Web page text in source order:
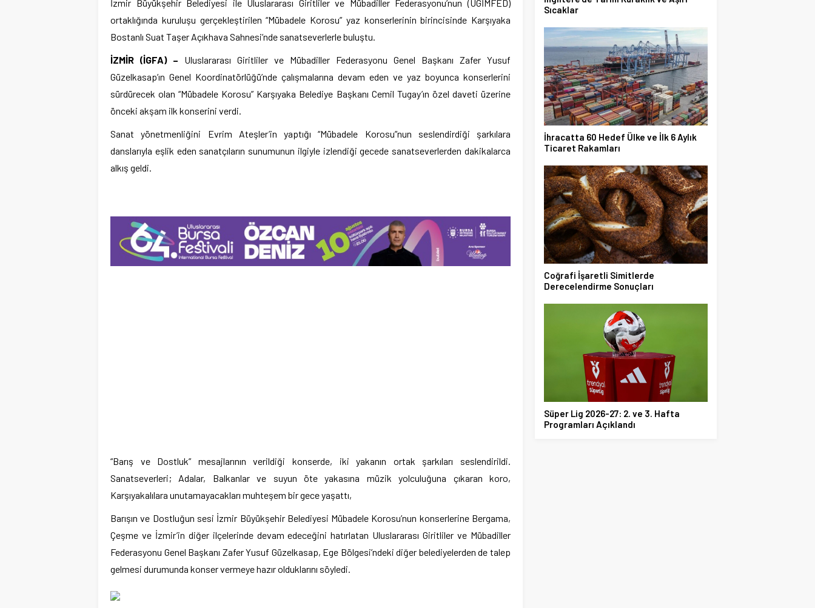
İzmir Büyükşehir Belediyesi ile Uluslararası Giritliler ve Mübadiller Federasyonu’nun (UGİMFED)
ortaklığında kuruluşu gerçekleştirilen “Mübadele Korosu” yaz konserlerinin birincisinde Karşıyaka
Bostanlı Suat Taşer Açıkhava Sahnesi’nde sanatseverlerle buluştu.
İZMİR (İGFA) – Uluslararası Giritliler ve Mübadiller Federasyonu Genel Başkanı Zafer Yusuf
Güzelkasap’ın Genel Koordinatörlüğü’nde çalışmalarına devam eden ve yaz boyunca konserlerini
sürdürecek olan “Mübadele Korosu” Karşıyaka Belediye Başkanı Cemil Tugay’ın özel daveti üzerine
önceki akşam ilk konserini verdi.
Sanat yönetmenliğini Evrim Ateşler’in yaptığı “Mübadele Korosu”nun seslendirdiği şarkılara
danslarıyla eşlik eden sanatçıların sunumunun ilgiyle izlendiği gecede sanatseverlerden dakikalarca
alkış geldi.
“Barış ve Dostluk” mesajlarının verildiği konserde, iki yakanın ortak şarkıları seslendirildi.
Sanatseverleri; Adalar, Balkanlar ve suyun öte yakasına müzik yolculuğuna çıkaran koro,
Karşıyakalılara unutamayacakları muhteşem bir gece yaşattı,
Barışın ve Dostluğun sesi İzmir Büyükşehir Belediyesi Mübadele Korosu’nun konserlerine Bergama,
Çeşme ve İzmir’in diğer ilçelerinde devam edeceğini hatırlatan Uluslararası Giritliler ve Mübadiller
Federasyonu Genel Başkanı Zafer Yusuf Güzelkasap, Ege Bölgesi’ndeki diğer belediyelerden de talep
gelmesi durumunda konser vermeye hazır olduklarını söyledi.
Sıcaklar
İhracatta 60 Hedef Ülke ve İlk 6 Aylık
Ticaret Rakamları
Coğrafi İşaretli Simitlerde
Derecelendirme Sonuçları
Süper Lig 2026-27: 2. ve 3. Hafta
Programları Açıklandı